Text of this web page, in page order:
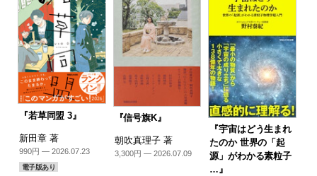
『若草同盟 3』
新田章 著
990円 — 2026.07.23
電子版あり
『信号旗K』
朝吹真理子 著
3,300円 — 2026.07.09
『宇宙はどう生まれ
たのか 世界の「起
源」がわかる素粒子
…』